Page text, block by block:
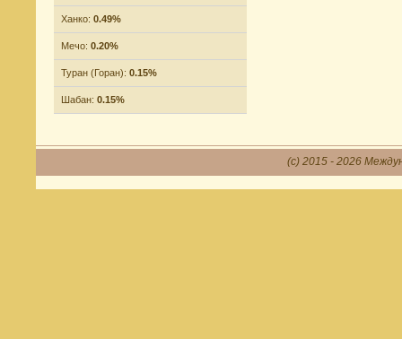
Ханко: 0.49%
Мечо: 0.20%
Туран (Горан): 0.15%
Шабан: 0.15%
(c) 2015 - 2026